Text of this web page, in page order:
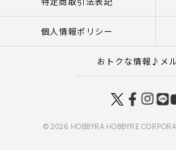
個人情報ポリシー
おトクな情報♪メ
© 2026 HOBBYRA HOBBYRE